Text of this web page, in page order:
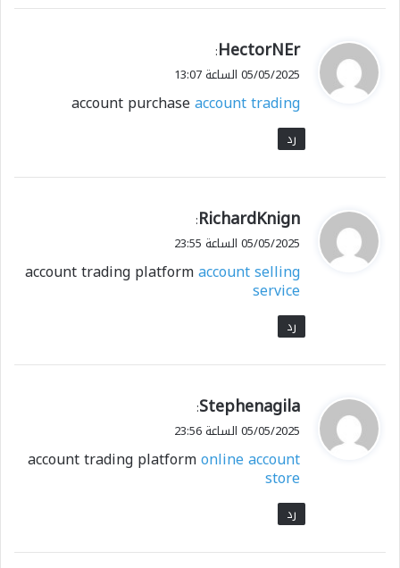
ي
ق
ل
HectorNEr
:
05/05/2025 الساعة 13:07
account purchaseaccount trading
رد
ي
ق
ل
RichardKnign
:
05/05/2025 الساعة 23:55
account trading platformaccount selling
service
رد
ي
ق
ل
Stephenagila
:
05/05/2025 الساعة 23:56
account trading platformonline account
store
رد